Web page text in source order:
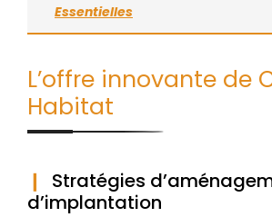
Essentielles
L’offre innovante de
Habitat
Stratégies
d’implantation